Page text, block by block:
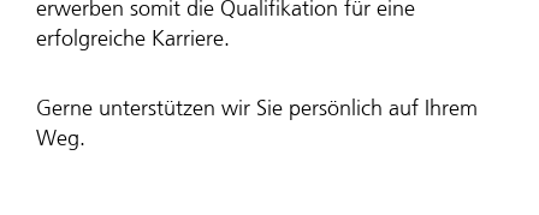
erwerben somit die Qualifikation für eine
erfolgreiche Karriere.
Gerne unterstützen wir Sie persönlich auf Ihrem
Weg.